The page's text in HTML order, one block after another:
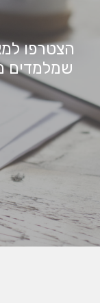
הצטרפו
שמלמדים